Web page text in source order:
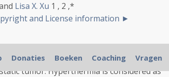
Lisa X. Xu 1 , 2 ,*
and License information ►
under controlin situ
to suppress distant
tumor. Hyperthermia is considered as
Donaties Boeken Coaching Vragen